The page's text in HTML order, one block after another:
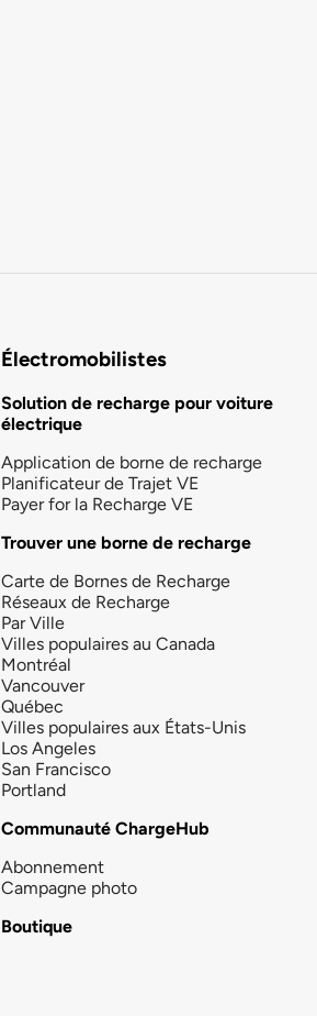
Électromobilistes
Solution de recharge pour voiture
électrique
Application de borne de recharge
Planificateur de Trajet VE
Payer for la Recharge VE
Trouver une borne de recharge
Carte de Bornes de Recharge
Réseaux de Recharge
Par Ville
Villes populaires au Canada
Montréal
Vancouver
Québec
Villes populaires aux États-Unis
Los Angeles
San Francisco
Portland
Communauté ChargeHub
Abonnement
Campagne photo
Boutique